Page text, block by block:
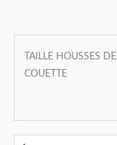
TAILLE HOUSSES DE
COUETTE